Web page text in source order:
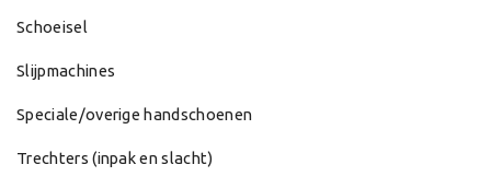
Schoeisel
Slijpmachines
Speciale/overige handschoenen
Trechters (inpak en slacht)